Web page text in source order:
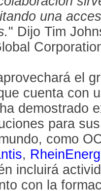
una
" Dijo Tim
el
cuenta con
demostrado
para
como
,
incluirá
con la